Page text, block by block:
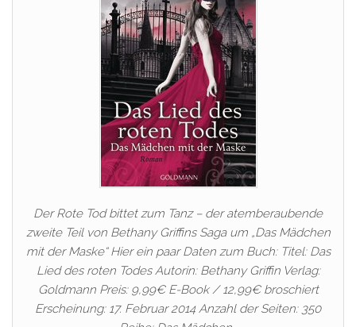
Der Rote Tod bittet zum Tanz – der atemberaubende
zweite Teil von Bethany Griffins Saga um „Das Mädchen
mit der Maske“ Hier ein paar Daten zum Buch: Titel: Das
Lied des roten Todes Autorin: Bethany Griffin Verlag:
Goldmann Preis: 9,99€ E-Book / 12,99€ broschiert
Erscheinung: 17. Februar 2014 Anzahl der Seiten: 350